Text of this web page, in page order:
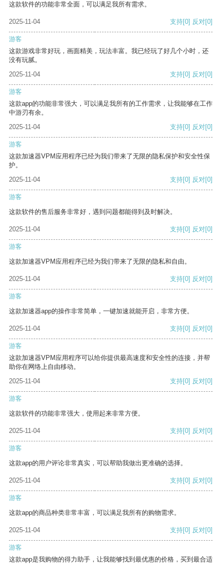
这款软件的功能非常全面，可以满足我所有需求。
2025-11-04 支持[0] 反对[0]
游客
这款游戏非常好玩，画面精美，玩法丰富。我已经玩了好几个小时，还
没有玩腻。
2025-11-04
支持[0] 反对[0]
游客
这款app的功能非常强大，可以满足我所有的工作需求，让我能够在工作
中游刃有余。
2025-11-04
支持[0] 反对[0]
游客
这款加速器VPM应用程序已经为我们带来了无限的隐私保护和安全性保
护。
2025-11-04
支持[0] 反对[0]
游客
这款软件的售后服务非常好，遇到问题都能得到及时解决。
2025-11-04 支持[0] 反对[0]
游客
这款加速器VPM应用程序已经为我们带来了无限的隐私和自由。
2025-11-04 支持[0] 反对[0]
游客
这款加速器app的操作非常简单，一键加速就能开启，非常方便。
2025-11-04 支持[0] 反对[0]
游客
这款加速器VPM应用程序可以给你提供最高速度和安全性的连接，并帮
助你在网络上自由移动。
2025-11-04
支持[0] 反对[0]
游客
这款软件的功能非常强大，使用起来非常方便。
2025-11-04 支持[0] 反对[0]
游客
这款app的用户评论非常真实，可以帮助我做出更准确的选择。
2025-11-04 支持[0] 反对[0]
游客
这款app的商品种类非常丰富，可以满足我所有的购物需求。
2025-11-04 支持[0] 反对[0]
游客
这款app是我购物的得力助手，让我能够找到最优惠的价格，买到最合适